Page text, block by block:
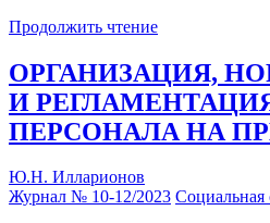
Продолжить чтение
ОРГАНИЗАЦИЯ,
И
ПЕРСОНАЛА НА
Ю.Н. Илларионов
Журнал № 10-12/2023 Социальная